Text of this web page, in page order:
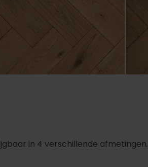
in 4 verschillende afmetingen.